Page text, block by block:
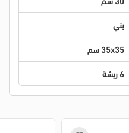
بني
35x35 سم
6 ريشة